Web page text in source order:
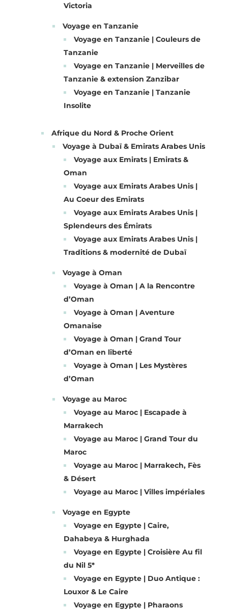
Victoria
Voyage en Tanzanie
Voyage en Tanzanie | Couleurs de
Tanzanie
Voyage en Tanzanie | Merveilles de
Tanzanie & extension Zanzibar
Voyage en Tanzanie | Tanzanie
Insolite
Afrique du Nord & Proche Orient
Voyage à Dubaï & Emirats Arabes Unis
Voyage aux Emirats | Emirats &
Oman
Voyage aux Emirats Arabes Unis |
Au Coeur des Emirats
Voyage aux Emirats Arabes Unis |
Splendeurs des Émirats
Voyage aux Emirats Arabes Unis |
Traditions & modernité de Dubaï
Voyage à Oman
Voyage à Oman | A la Rencontre
d’Oman
Voyage à Oman | Aventure
Omanaise
Voyage à Oman | Grand Tour
d’Oman en liberté
Voyage à Oman | Les Mystères
d’Oman
Voyage au Maroc
Voyage au Maroc | Escapade à
Marrakech
Voyage au Maroc | Grand Tour du
Maroc
Voyage au Maroc | Marrakech, Fès
& Désert
Voyage au Maroc | Villes impériales
Voyage en Egypte
Voyage en Egypte | Caire,
Dahabeya & Hurghada
Voyage en Egypte | Croisière Au fil
du Nil 5*
Voyage en Egypte | Duo Antique :
Louxor & Le Caire
Voyage en Egypte | Pharaons